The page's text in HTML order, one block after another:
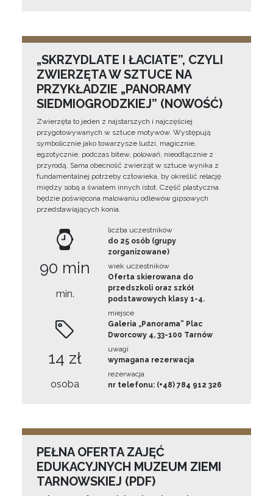
„SKRZYDLATE I ŁACIATE”, CZYLI
ZWIERZĘTA W SZTUCE NA
PRZYKŁADZIE „PANORAMY
SIEDMIOGRODZKIEJ” (NOWOŚĆ)
Zwierzęta to jeden z najstarszych i najczęściej
przygotowywanych w sztuce motywów. Występują
symbolicznie jako towarzysze ludzi, magicznie,
egzotycznie, podczas bitew, polowań, nieodłącznie z
przyrodą. Sama obecność zwierząt w sztuce wynika z
fundamentalnej potrzeby człowieka, by określić relację
między sobą a światem innych istot. Część plastyczna
będzie poświęcona malowaniu odlewów gipsowych
przedstawiających konia.
90 min
min.
14 zł
osoba
liczba uczestników
do 25 osób (grupy
zorganizowane)
wiek uczestników
Oferta skierowana do
przedszkoli oraz szkół
podstawowych klasy 1-4.
miejsce
Galeria „Panorama” Plac
Dworcowy 4, 33-100 Tarnów
uwagi
wymagana rezerwacja
rezerwacja
nr telefonu: (+48) 784 912 326
PEŁNA OFERTA ZAJĘĆ
EDUKACYJNYCH MUZEUM ZIEMI
TARNOWSKIEJ (PDF)